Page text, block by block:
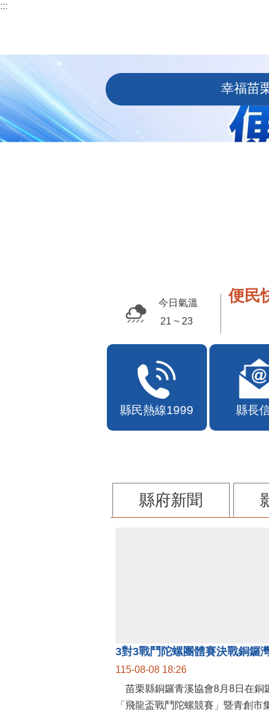
跳到主要內容區塊
:::
幸福苗
便民
今日氣溫
26 ~ 31
縣民熱線1999 縣長
縣府新聞
115-08-08 18:26
苗栗縣銅鑼青溪協會8月8日在銅
「飛龍盃戰鬥陀螺競賽」暨青創市